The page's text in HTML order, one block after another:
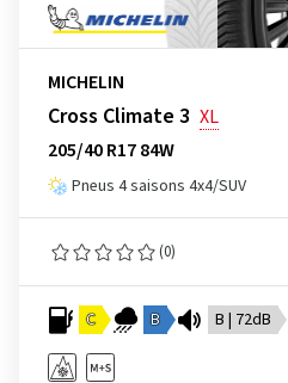
MICHELIN
Cross Climate 3 XL
205/40 R17 84W
Pneus 4 saisons 4x4/SUV
(0)
C B B | 72dB